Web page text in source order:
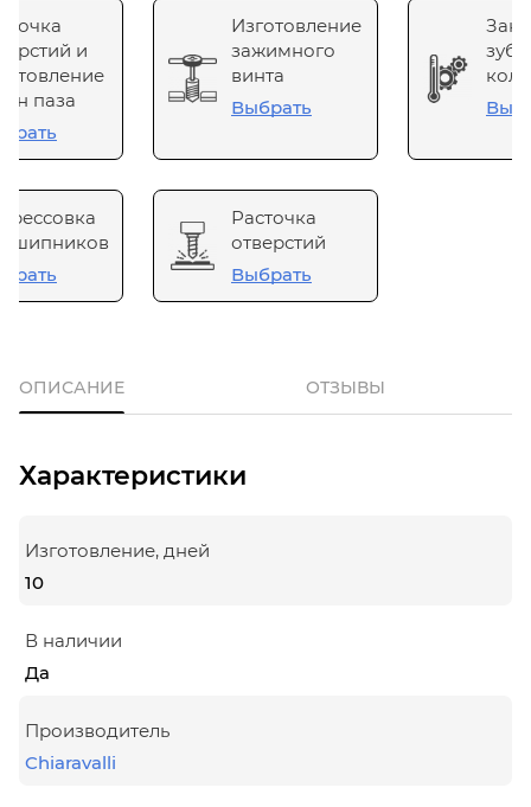
и
паза
Изготовление
зажимного
винта
Выбрать
Расточка
отверстий
Выбрать
ОПИСАНИЕ ОТЗЫВЫ
Характеристики
Изготовление, дней
10
В наличии
Да
Производитель
Chiaravalli